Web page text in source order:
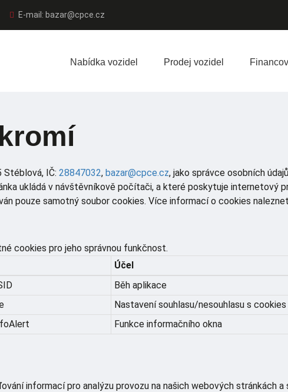
E-mail: bazar@cpce.cz
Nabídka vozidel Prodej vozidel
Stéblová, IČ: 28847032, bazar@cpce.cz, jako správce osobních
ukládá v návštěvníkově počítači, a které poskytuje internetový
pouze samotný soubor cookies. Více informací o cookies
cookies pro jeho správnou funkčnost.
Účel
Běh aplikace
Nastavení souhlasu/nesouhlasu s cookies
Funkce informačního okna
informací pro analýzu provozu na našich webových stránkách